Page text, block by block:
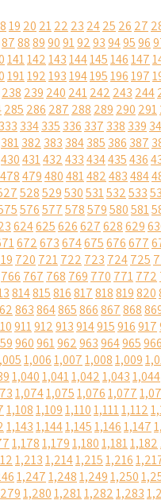
19 20 2122 23 2425 26 27
87888990919293949596
141142143144145146147
191192193194195196197
238 239 240 241242 243 244
285 286 287 288 289 290 291
333 334335 336 337 338 339
381382 383 384385 386 387
430431432433434435436
478479480481482483484
528529530531532533
576577578579580581
624625626627628629
672673674675676677
720 721722 723 724725
766 767 768 769 770 771772
814815816817818819820
863864865866867868
911912913914915916917
960961962963964965966
1,0061,0071,0081,009
1,0401,0411,0421,0431,044
1,0741,0751,0761,077
1,1081,1091,1101,1111,112
1,1431,1441,1451,1461,147
1,1781,1791,1801,1811,182
1,2131,2141,2151,216
1,2471,2481,2491,250
1,2801,2811,2821,283